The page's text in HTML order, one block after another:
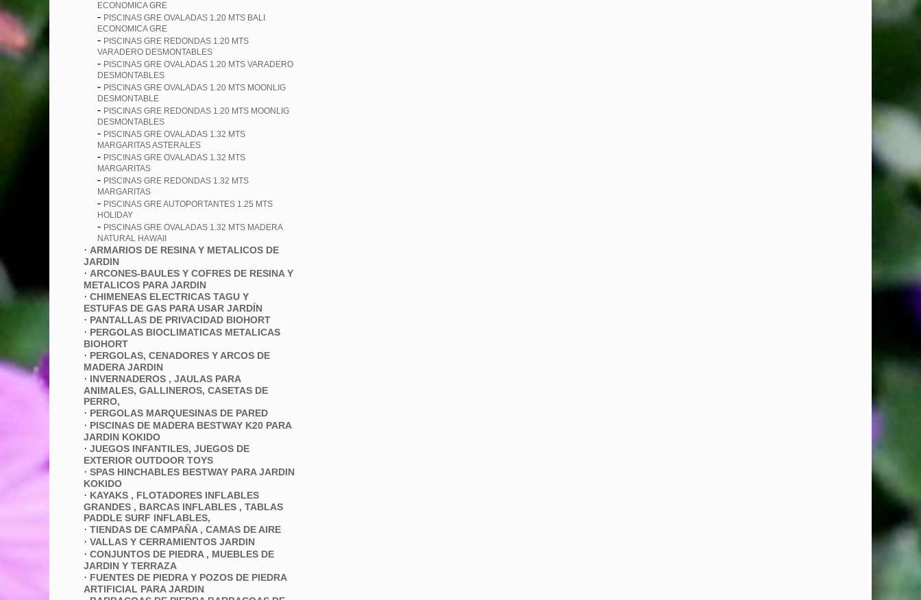
ECONOMICA GRE
- PISCINAS GRE OVALADAS 1.20 MTS BALI
ECONOMICA GRE
- PISCINAS GRE REDONDAS 1.20 MTS
VARADERO DESMONTABLES
- PISCINAS GRE OVALADAS 1.20 MTS VARADERO
DESMONTABLES
- PISCINAS GRE OVALADAS 1.20 MTS MOONLIG
DESMONTABLE
- PISCINAS GRE REDONDAS 1.20 MTS MOONLIG
DESMONTABLES
- PISCINAS GRE OVALADAS 1.32 MTS
MARGARITAS ASTERALES
- PISCINAS GRE OVALADAS 1.32 MTS
MARGARITAS
- PISCINAS GRE REDONDAS 1.32 MTS
MARGARITAS
- PISCINAS GRE AUTOPORTANTES 1.25 MTS
HOLIDAY
- PISCINAS GRE OVALADAS 1.32 MTS MADERA
NATURAL HAWAII
· ARMARIOS DE RESINA Y METALICOS DE
JARDIN
· ARCONES-BAULES Y COFRES DE RESINA Y
METALICOS PARA JARDIN
· CHIMENEAS ELECTRICAS TAGU Y
ESTUFAS DE GAS PARA USAR JARDÍN
· PANTALLAS DE PRIVACIDAD BIOHORT
· PERGOLAS BIOCLIMATICAS METALICAS
BIOHORT
· PERGOLAS, CENADORES Y ARCOS DE
MADERA JARDIN
· INVERNADEROS , JAULAS PARA
ANIMALES, GALLINEROS, CASETAS DE
PERRO,
· PERGOLAS MARQUESINAS DE PARED
· PISCINAS DE MADERA BESTWAY K20 PARA
JARDIN KOKIDO
· JUEGOS INFANTILES, JUEGOS DE
EXTERIOR OUTDOOR TOYS
· SPAS HINCHABLES BESTWAY PARA JARDIN
KOKIDO
· KAYAKS , FLOTADORES INFLABLES
GRANDES , BARCAS INFLABLES , TABLAS
PADDLE SURF INFLABLES,
· TIENDAS DE CAMPAÑA , CAMAS DE AIRE
· VALLAS Y CERRAMIENTOS JARDIN
· CONJUNTOS DE PIEDRA , MUEBLES DE
JARDIN Y TERRAZA
· FUENTES DE PIEDRA Y POZOS DE PIEDRA
ARTIFICIAL PARA JARDIN